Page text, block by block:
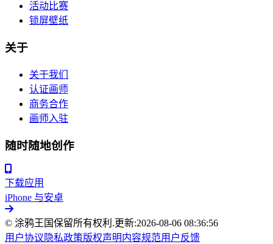
活动比赛
锁屏壁纸
关于
关于我们
认证画师
商务合作
画师入驻
随时随地创作
下载应用
iPhone 与安卓
© 涂鸦王国保留所有权利.更新:2026-08-06 08:36:56
用户协议 隐私政策版权声明内容规范用户反馈